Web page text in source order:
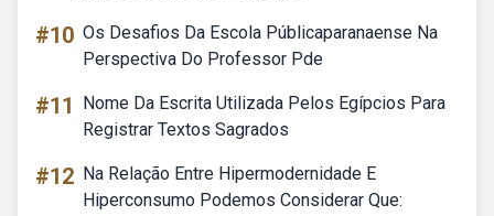
#10 Os Desafios Da Escola Públicaparanaense Na
Perspectiva Do Professor Pde
#11
Nome Da Escrita Utilizada Pelos Egípcios Para
Registrar Textos Sagrados
#12 Na Relação Entre Hipermodernidade E
Hiperconsumo Podemos Considerar Que: